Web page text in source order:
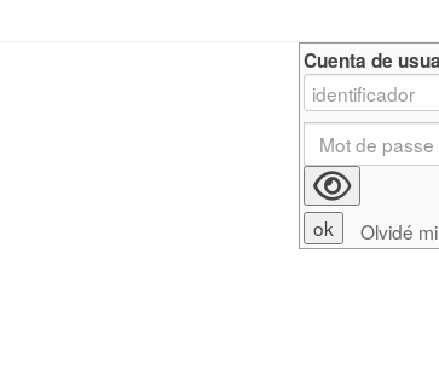
Cuenta de
Olvidé